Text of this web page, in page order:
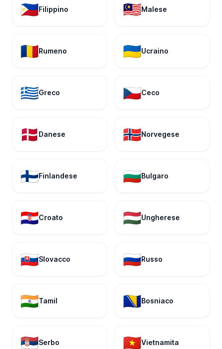
🇵🇭Filippino 🇲🇾Malese
🇷🇴Rumeno 🇺🇦Ucraino
🇬🇷Greco 🇨🇿Ceco
🇩🇰 Danese 🇳🇴Norvegese
🇫🇮Finlandese 🇧🇬Bulgaro
🇭🇷Croato 🇭🇺Ungherese
🇸🇰Slovacco 🇷🇺Russo
🇮🇳Tamil 🇧🇦Bosniaco
🇷🇸Serbo 🇻🇳Vietnamita